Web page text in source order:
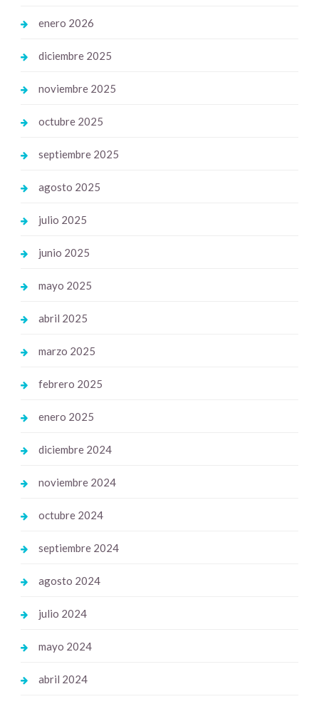
enero 2026
diciembre 2025
noviembre 2025
octubre 2025
septiembre 2025
agosto 2025
julio 2025
junio 2025
mayo 2025
abril 2025
marzo 2025
febrero 2025
enero 2025
diciembre 2024
noviembre 2024
octubre 2024
septiembre 2024
agosto 2024
julio 2024
mayo 2024
abril 2024